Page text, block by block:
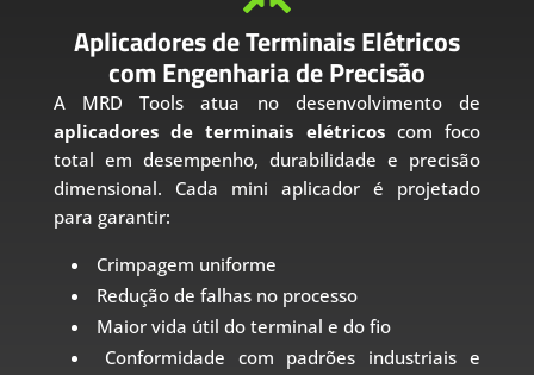
Aplicadores de Terminais Elétricos
com Engenharia de Precisão
A MRD Tools atua no desenvolvimento de
aplicadores de terminais elétricoscom foco
total em desempenho, durabilidade e precisão
dimensional. Cada mini aplicador é projetado
para garantir:
Crimpagem uniforme
Redução de falhas no processo
Maior vida útil do terminal e do fio
Conformidade com padrões industriais e